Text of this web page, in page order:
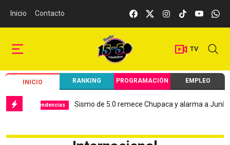
Inicio Contacto
TV
INICIO RANKING PROGRAMACIÓN EMPLEO
Sismo de 5.0 remece Chupaca y alarma a Junín Local